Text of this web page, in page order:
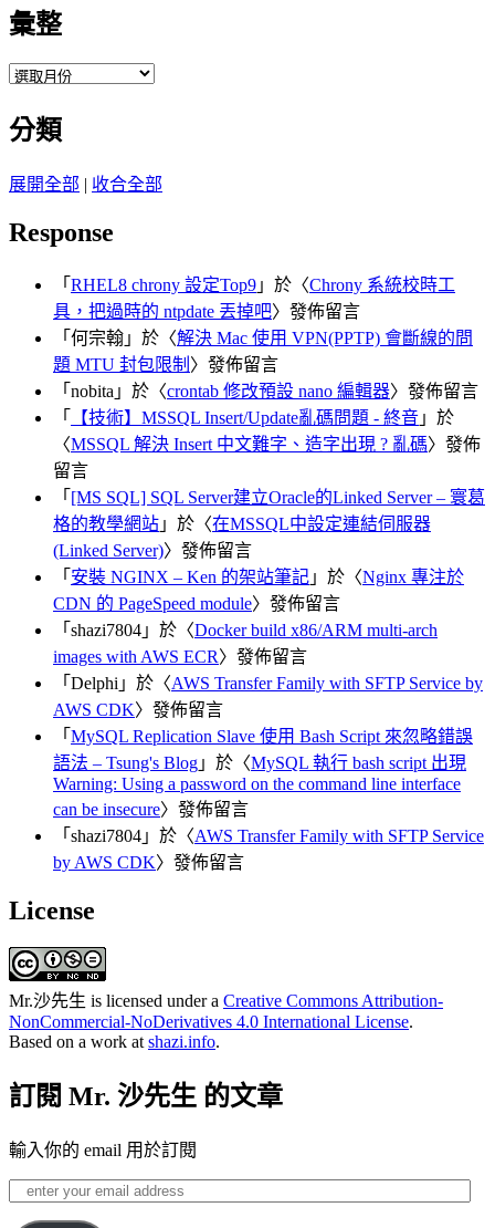
彙整
彙
分類
展開全部 | 收合全部
Response
「 RHEL8 chrony 設定Top9 」於〈Chrony 系統校時工
具，把過時的 ntpdate 丟掉吧〉發佈留言
「 何宗翰 」於〈解決 Mac 使用 VPN(PPTP) 會斷線的問
題 MTU 封包限制 〉發佈留言
「 nobita 」於〈crontab 修改預設 nano 編輯器〉發佈留言
「
【技術】MSSQL Insert/Update亂碼問題 - 終音 」於
〈MSSQL 解決 Insert 中文難字、造字出現 ? 亂碼〉發佈
留言
「 [MS SQL] SQL Server建立Oracle的Linked Server – 寰葛
格的教學網站 」於〈在MSSQL中設定連結伺服器
(Linked Server)〉發佈留言
「 安裝 NGINX – Ken 的架站筆記 」於〈Nginx 專注於
CDN 的 PageSpeed module〉發佈留言
「 shazi7804 」於〈Docker build x86/ARM multi-arch
images with AWS ECR〉發佈留言
「 Delphi 」於〈AWS Transfer Family with SFTP Service by
AWS CDK〉發佈留言
「 MySQL Replication Slave 使用 Bash Script 來忽略錯誤
語法 – Tsung's Blog 」於〈MySQL 執行 bash script 出現
Warning: Using a password on the command line interface
can be insecure〉發佈留言
「 shazi7804 」於〈AWS Transfer Family with SFTP Service
by AWS CDK〉發佈留言
License
Mr.沙先生 is licensed under a Creative Commons Attribution-
NonCommercial-NoDerivatives 4.0 International License.
Based on a work atshazi.info.
訂閱 Mr. 沙先生 的文章
輸入你的 email 用於訂閱
enter
your